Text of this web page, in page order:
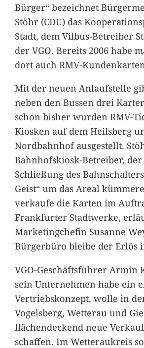
Bürger“ bezeichnet
Stöhr (CDU) das
Stadt, dem Vilbus-Betreiber
der VGO. Bereits 2006 habe
dort auch RMV-
Mit der neuen Anlaufstelle
neben den Bussen drei
schon bisher wurden RMV-
Kiosken auf dem Heilsberg
Nordbahnhof ausgestellt.
Bahnhofskiosk-Betreiber,
Schließung des
Geist“ um das Areal
verkaufe die Karten im
Frankfurter Stadtwerke,
Marketingchefin Susanne
Bürgerbüro bleibe der Erlös
VGO-Geschäftsführer Armin
sein Unternehmen habe ein
Vertriebskonzept, wolle in
Vogelsberg, Wetterau und
flächendeckend neue
schaffen. Im Wetteraukreis